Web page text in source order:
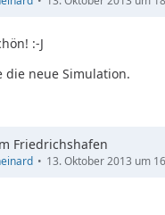
:-J
die neue Simulation.
Friedrichshafen
13. Oktober 2013 um